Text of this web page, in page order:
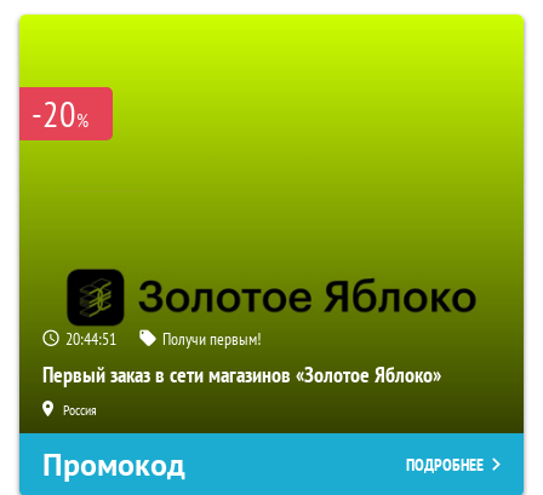
-20%
20:44:50 Получи первым!
Первый заказ в сети магазинов «Золотое Яблоко»
Россия
Промокод ПОДРОБНЕЕ